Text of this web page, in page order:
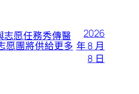
志愿任務秀傳醫
愿團將供給更多
2026
年 8 月
8 日